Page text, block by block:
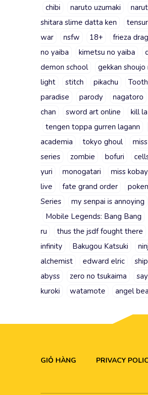
chibi naruto uzumaki
shitara slime datta ken
war
nsfw 18+ frieza
no yaiba
kimetsu no yaiba
demon school
gekkan shoujo
light
stitch pikachu
paradise
parody nagatoro
chan
sword art online kill
tengen toppa gurren lagann
academia
tokyo ghoul
series
zombie bofuri
yuri
monogatari miss
live
fate grand order
Series
my senpai is annoying
Mobile Legends: Bang Bang
ru
thus the jsdf fought there
infinity
Bakugou Katsuki
alchemist
edward elric
abyss
zero no tsukaima
kuroki
watamote angel
GIỎ HÀNG PRIVACY